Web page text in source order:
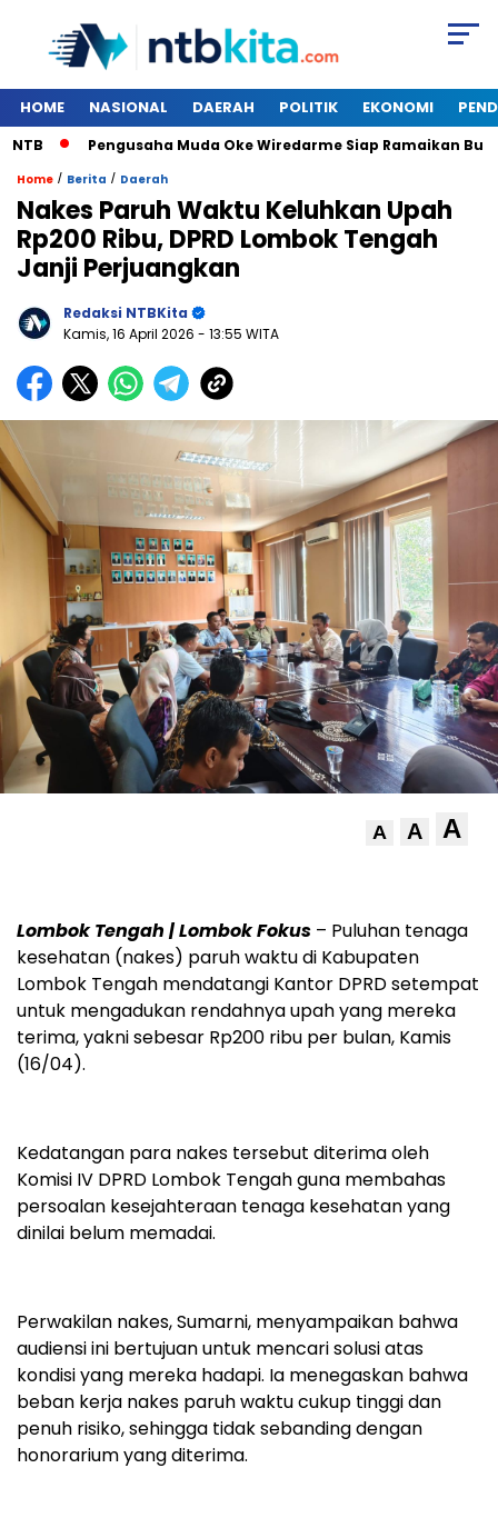
HOME NASIONAL DAERAH POLITIK EKONOMI
Pengusaha Muda Oke Wiredarme Siap Ramaikan Bursa
Home / Berita / Daerah
Nakes Paruh Waktu Keluhkan Upah
Rp200 Ribu, DPRD Lombok Tengah
Janji Perjuangkan
Redaksi NTBKita
Kamis, 16 April 2026 - 13:55 WITA
A A A
Lombok Tengah | Lombok Fokus – Puluhan tenaga
kesehatan (nakes) paruh waktu di Kabupaten
Lombok Tengah mendatangi Kantor DPRD setempat
untuk mengadukan rendahnya upah yang mereka
terima, yakni sebesar Rp200 ribu per bulan, Kamis
(16/04).
Kedatangan para nakes tersebut diterima oleh
Komisi IV DPRD Lombok Tengah guna membahas
persoalan kesejahteraan tenaga kesehatan yang
dinilai belum memadai.
Perwakilan nakes, Sumarni, menyampaikan bahwa
audiensi ini bertujuan untuk mencari solusi atas
kondisi yang mereka hadapi. Ia menegaskan bahwa
beban kerja nakes paruh waktu cukup tinggi dan
penuh risiko, sehingga tidak sebanding dengan
honorarium yang diterima.